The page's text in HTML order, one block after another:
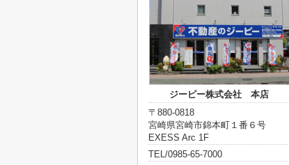
ジーピー株式会社 本店
〒880-0818
宮崎県宮崎市錦本町１番６号
EXESS Arc 1F
TEL/0985-65-7000